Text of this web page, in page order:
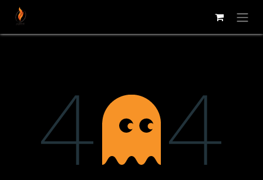
Se rendre au contenu